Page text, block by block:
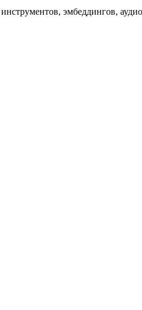
эмбеддингов,